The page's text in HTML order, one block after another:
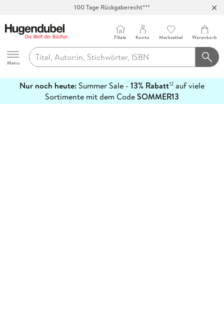
100 Tage Rückgaberecht***
Hugendubel
Menu
Filiale Konto Merkzettel Warenkorb
Nur noch heute: Summer Sale - 13% Rabatt12 auf viele
Sortimente mit dem CodeSOMMER13
erfahren